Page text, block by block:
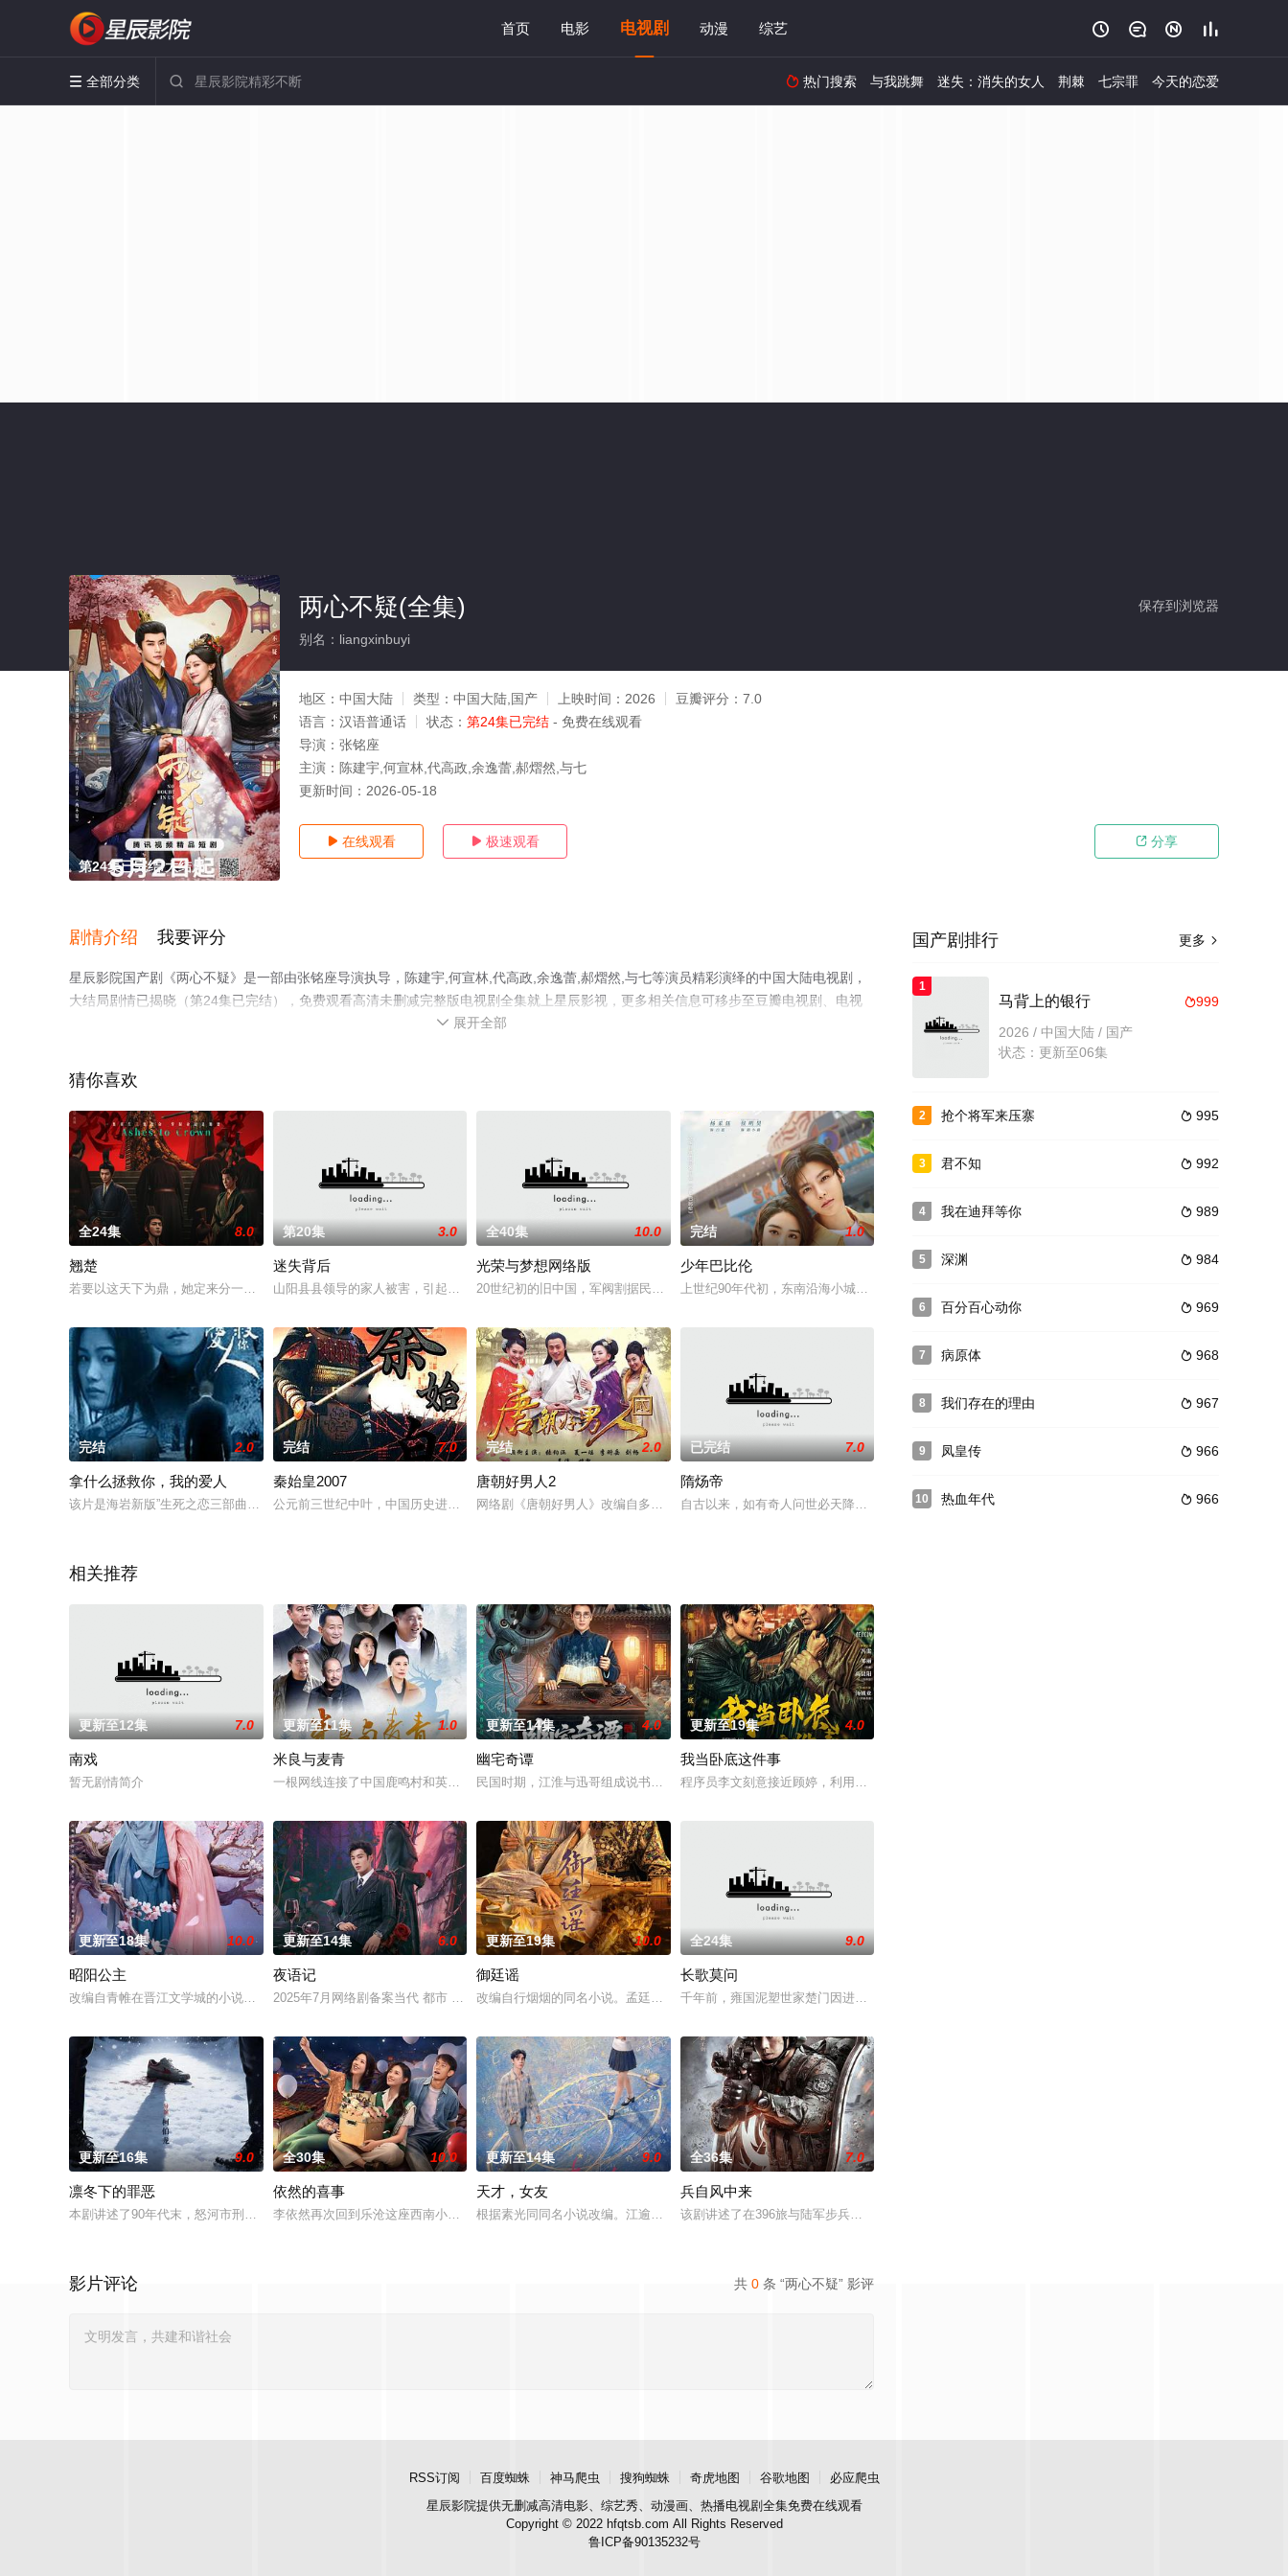
首页 电影 电视剧 动漫 综艺    
 全部分类   热门搜索 与我跳舞 迷失：消失的女人 荆棘 七宗罪 今天的恋爱
第24集已完结/大结局
保存到浏览器
两心不疑(全集)
别名：liangxinbuyi
地区： 中国大陆 类型： 中国大陆,国产 上映时间： 2026 豆瓣评分： 7.0
语言： 汉语普通话 状态： 第24集已完结 - 免费在线观看
导演： 张铭座
主演： 陈建宇,何宣林,代高政,余逸蕾,郝熠然,与七
更新时间： 2026-05-18
 在线观看  极速观看  分享
剧情介绍 我要评分
星辰影院国产剧《两心不疑》是一部由张铭座导演执导，陈建宇,何宣林,代高政,余逸蕾,郝熠然,与七等演员精彩演绎的中国大陆电视剧，
大结局剧情已揭晓（第24集已完结），免费观看高清未删减完整版电视剧全集就上星辰影视，更多相关信息可移步至豆瓣电视剧、电视
 展开全部
猜你喜欢
全24集 8.0
翘楚
若要以这天下为鼎，她定来分一杯羹。该剧根据阅文集团起点女生网作者希行同名作品改编。
第20集 3.0
迷失背后
山阳县县领导的家人被害，引起了巨大的社会震动。市委领导决定，将江泉市公安局刑侦副局长李斌良调任山阳县公安局代理局长。经
全40集 10.0
光荣与梦想网络版
20世纪初的旧中国，军阀割据民不聊生。湖南青年毛泽东积极投身革命运动，在李大钊、陈独秀指引下确立了马克思主义信仰，参与
完结 1.0
少年巴比伦
上世纪90年代初，东南沿海小城——福城，一群在时代列车上追赶青春的少年，他们热烈而莽撞，肆意的野蛮
完结 2.0
拿什么拯救你，我的爱人
该片是海岩新版”生死之恋三部曲“中的第一部。青年律师韩丁（印小天 饰）在南方小城办案时，偶然遇到清丽脱俗、明艳绝伦的罗
完结 7.0
秦始皇2007
公元前三世纪中叶，中国历史进入战国末年。秦国，赫赫有名的秦昭襄王寿终正寝，重病中的太子安国君即位称王，并立庶出的公子异
完结 2.0
唐朝好男人2
网络剧《唐朝好男人》改编自多一半的同名网络小说。小说2008年出版；网络剧由沙枫编剧、孙恺凯执导、乐视网出品。故事讲述
已完结 7.0
隋炀帝
自古以来，如有奇人问世必天降异象。据说“隋炀帝”杨广出生的当天晚上本来皓月当空，明月如镜。当深宫中
相关推荐
更新至12集 7.0
南戏
暂无剧情简介
更新至11集 1.0
米良与麦青
一根网线连接了中国鹿鸣村和英国牛津，麦香通过视频向米良宣告：婚不结了。鹿鸣村开了锅，村民大骂麦香是叛徒。麦香是婚前体检
更新至14集 4.0
幽宅奇谭
民国时期，江淮与迅哥组成说书班子，偶遇“白天人住屋，晚上鬼占房”的阴阳宅，江淮被掳走配“阴婚”。他与女探长穆英搭档，侦
更新至19集 4.0
我当卧底这件事
程序员李文刻意接近顾婷，利用顾炎女儿奴的属性，请求老炮儿顾炎带自己用程序员身份卧底电诈集团以求查
更新至18集 10.0
昭阳公主
改编自青帷在晋江文学城的小说《平阳公主》。
更新至14集 6.0
夜语记
2025年7月网络剧备案当代 都市 海南越酷文化传媒有限公司
更新至19集 10.0
御廷谣
改编自行烟烟的同名小说。孟廷辉，大平王朝有史以来个以女子进士科三元及第入翰林院的奇女子。十年前的她被他从死人堆里救出来
全24集 9.0
长歌莫问
千年前，雍国泥塑世家楚门因进贡的“十二生肖”离奇流血炸裂，惨遭满门流放，楚父以死鸣冤。楚家大小姐楚
更新至16集 9.0
凛冬下的罪恶
本剧讲述了90年代末，怒河市刑侦支队在无普及监控、无DNA鉴定技术的支持下，通过摸排、勘查等传统刑侦手段，接连破获数起
全30集 10.0
依然的喜事
李依然再次回到乐沧这座西南小城，八年隔阂让母女关系渐行渐远。阴差阳错之下，母女二人包揽了小城的“人生大事”。面对一个个
更新至14集 9.0
天才，女友
根据素光同同名小说改编。江逾白长大以后，林知夏忽然对他说：“江逾白，我喜欢你，哲学和生物学意义上的喜欢。”那个夜晚，他
全36集 7.0
兵自风中来
该剧讲述了在396旅与陆军步兵学院联合举办的小型军事演习中，郭子剑因不满演习流于形式，假传指令要求
共 0 条 “两心不疑” 影评
影片评论
更多 
国产剧排行
1
999
马背上的银行
2026 / 中国大陆 / 国产
状态：更新至06集
2  995
抢个将军来压寨
3  992
君不知
4  989
我在迪拜等你
5  984
深渊
6  969
百分百心动你
7  968
病原体
8  967
我们存在的理由
9  966
凤皇传
10  966
热血年代
RSS订阅 百度蜘蛛 神马爬虫 搜狗蜘蛛 奇虎地图 谷歌地图
必应爬虫
星辰影院提供无删减高清电影、综艺秀、动漫画、热播电视剧全集免费在线观看
Copyright © 2022 hfqtsb.com All Rights Reserved
鲁ICP备90135232号